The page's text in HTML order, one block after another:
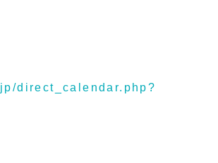
direct_calendar.php?